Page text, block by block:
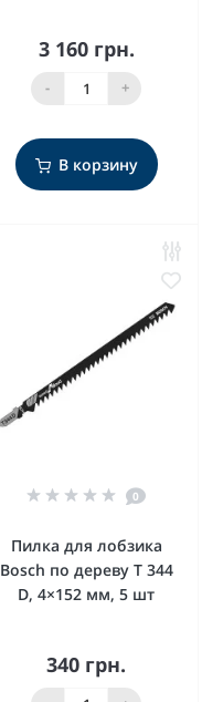
3 160 грн.
- +
В корзину
0
Пилка для лобзика
Bosch по дереву T 344
D, 4×152 мм, 5 шт
340 грн.